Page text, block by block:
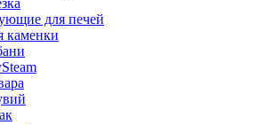
для печей
каменки